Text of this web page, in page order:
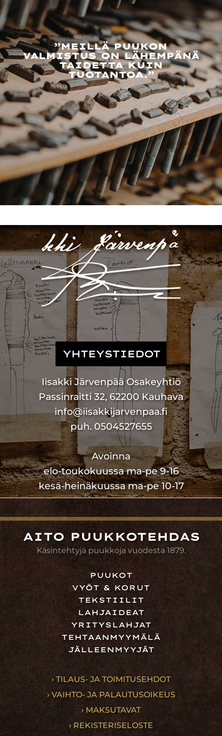
”MEILLÄ PUUKON
VALMISTUS ON LÄHEMPÄNÄ
TAIDETTA KUIN
TUOTANTOA.”
YHTEYSTIEDOT
Iisakki Järvenpää Osakeyhtiö
Passinraitti 32, 62200 Kauhava
info@iisakkijarvenpaa.fi
puh. 0504527655
Avoinna
elo-toukokuussa ma-pe 9-16
kesä-heinäkuussa ma-pe 10-17
AITO PUUKKOTEHDAS
Käsintehtyjä puukkoja vuodesta 1879.
PUUKOT
VYÖT & KORUT
TEKSTIILIT
LAHJAIDEAT
YRITYSLAHJAT
TEHTAANMYYMÄLÄ
JÄLLEENMYYJÄT
› TILAUS- JA TOIMITUSEHDOT
› VAIHTO- JA PALAUTUSOIKEUS
› MAKSUTAVAT
› REKISTERISELOSTE